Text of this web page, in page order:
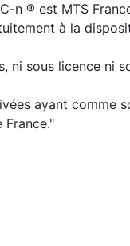
n ® est MTS
à la
ni sous licence ni
ayant comme